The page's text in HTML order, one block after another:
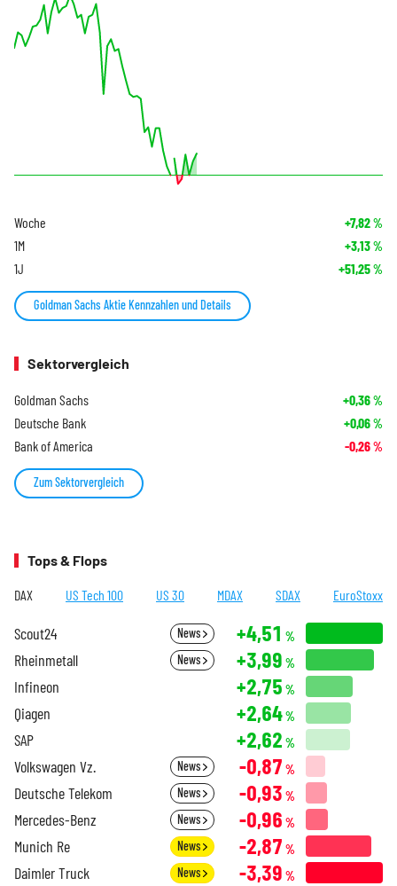
Woche +7,82%
1M +3,13%
1J +51,25%
Goldman Sachs Aktie Kennzahlen und Details
Sektorvergleich
Goldman Sachs +0,36%
Deutsche Bank +0,06%
Bank of America -0,26%
Zum Sektorvergleich
Tops & Flops
DAX US Tech 100 US 30 MDAX SDAX EuroStoxx
Scout24 News +4,51 %
Rheinmetall News +3,99 %
Infineon +2,75 %
Qiagen +2,64%
SAP +2,62 %
Volkswagen Vz. News -0,87 %
Deutsche Telekom News -0,93 %
Mercedes-Benz News -0,96 %
Munich Re News -2,87 %
Daimler Truck News -3,39 %